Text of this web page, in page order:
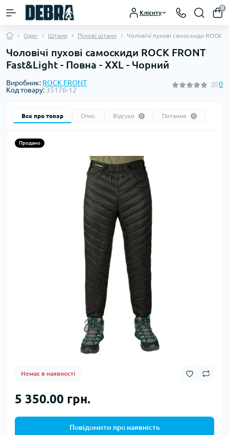
Клієнту
0
Одяг Штани Пухові штани Чоловічі пухові самоскиди ROCK
Чоловічі пухові самоскиди ROCK FRONT
Fast&Light - Повна - XXL - Чорний
Виробник: ROCK FRONT
Код товару: 35176-12
0
Все про товар Опис Відгуки 0 Питання 0
Продано
Немає в наявності
5 350.00 грн.
Повідомити про наявність